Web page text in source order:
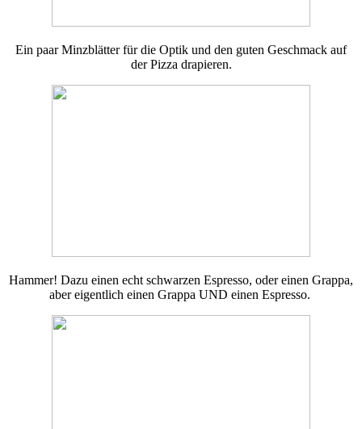
Ein paar Minzblätter für die Optik und den guten Geschmack auf
der Pizza drapieren.
Hammer! Dazu einen echt schwarzen Espresso, oder einen Grappa,
aber eigentlich einen Grappa UND einen Espresso.